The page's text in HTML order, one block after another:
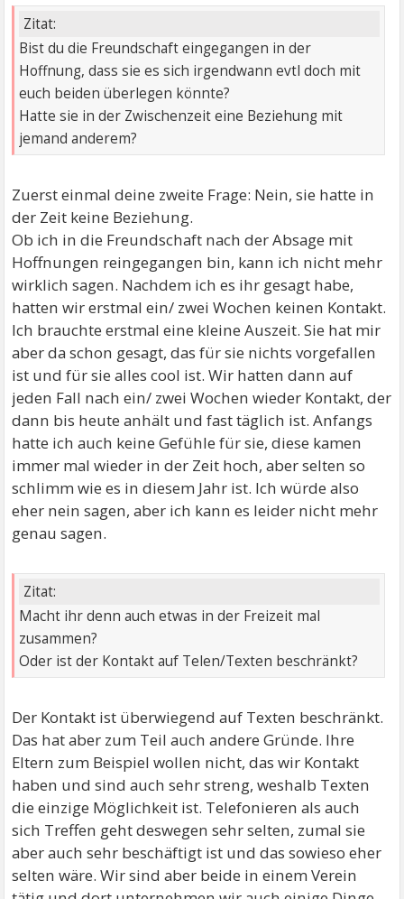
Zitat:
Bist du die Freundschaft eingegangen in der
Hoffnung, dass sie es sich irgendwann evtl doch mit
euch beiden überlegen könnte?
Hatte sie in der Zwischenzeit eine Beziehung mit
jemand anderem?
Zuerst einmal deine zweite Frage: Nein, sie hatte in
der Zeit keine Beziehung.
Ob ich in die Freundschaft nach der Absage mit
Hoffnungen reingegangen bin, kann ich nicht mehr
wirklich sagen. Nachdem ich es ihr gesagt habe,
hatten wir erstmal ein/ zwei Wochen keinen Kontakt.
Ich brauchte erstmal eine kleine Auszeit. Sie hat mir
aber da schon gesagt, das für sie nichts vorgefallen
ist und für sie alles cool ist. Wir hatten dann auf
jeden Fall nach ein/ zwei Wochen wieder Kontakt, der
dann bis heute anhält und fast täglich ist. Anfangs
hatte ich auch keine Gefühle für sie, diese kamen
immer mal wieder in der Zeit hoch, aber selten so
schlimm wie es in diesem Jahr ist. Ich würde also
eher nein sagen, aber ich kann es leider nicht mehr
genau sagen.
Zitat:
Macht ihr denn auch etwas in der Freizeit mal
zusammen?
Oder ist der Kontakt auf Telen/Texten beschränkt?
Der Kontakt ist überwiegend auf Texten beschränkt.
Das hat aber zum Teil auch andere Gründe. Ihre
Eltern zum Beispiel wollen nicht, das wir Kontakt
haben und sind auch sehr streng, weshalb Texten
die einzige Möglichkeit ist. Telefonieren als auch
sich Treffen geht deswegen sehr selten, zumal sie
aber auch sehr beschäftigt ist und das sowieso eher
selten wäre. Wir sind aber beide in einem Verein